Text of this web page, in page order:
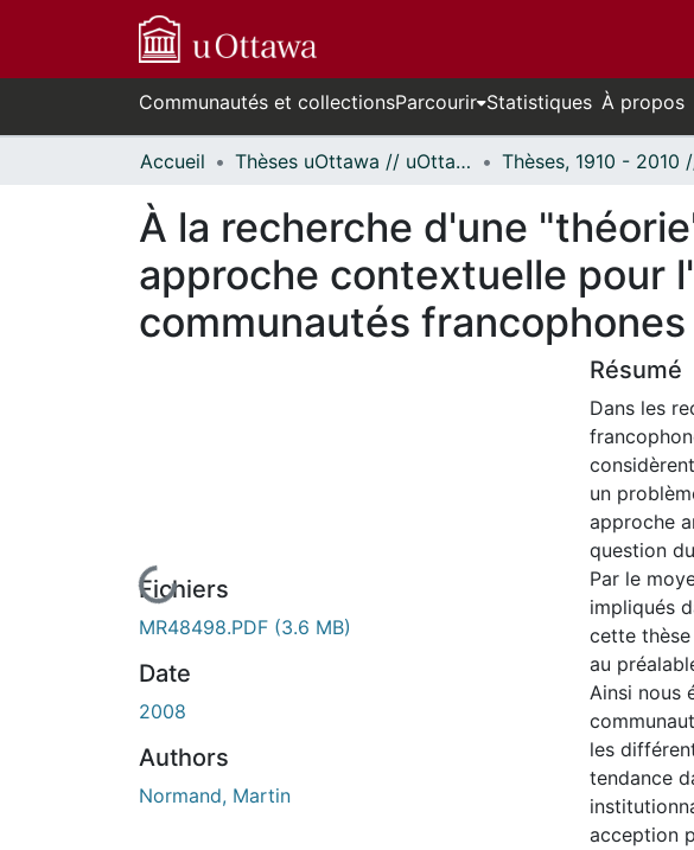
Communautés et collectionsParcourir Statistiques À propos
Accueil Thèses uOttawa // uOttawa Theses
À la recherche d'une
approche contextuelle pour
communautés
En cours de chargement...
Fichiers
MR48498.PDF (3.6 MB)
Date
2008
Authors
Normand, Martin
Résumé
Dans les
un
approche
question
Par le
impliqués
cette
au
Ainsi nous
les
tendance
acception